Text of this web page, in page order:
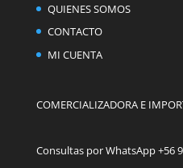
QUIENES SOMOS
CONTACTO
MI CUENTA
COMERCIALIZADORA E
Consultas por WhatsApp +56